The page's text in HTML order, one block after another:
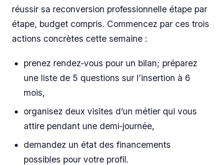
réussir sa reconversion professionnelle étape par
étape, budget compris. Commencez par ces trois
actions concrètes cette semaine :
prenez rendez‑vous pour un bilan; préparez
une liste de 5 questions sur l’insertion à 6
mois,
organisez deux visites d’un métier qui vous
attire pendant une demi‑journée,
demandez un état des financements
possibles pour votre profil.